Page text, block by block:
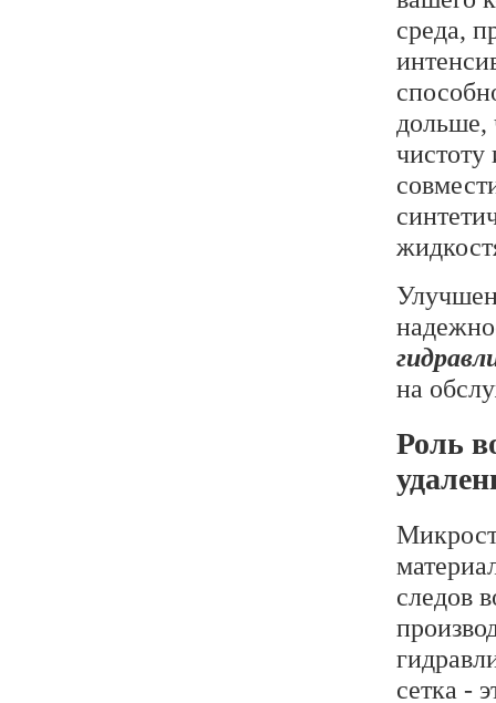
среда,
дольше,
чистоту
на
Роль
следов
сетка -